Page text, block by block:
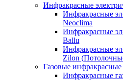
Инфракрасные
Инфракрасные
Neoclima
Инфракрасные
Ballu
Инфракрасные
Zilon
Газовые инфракрасные
Инфракрасные